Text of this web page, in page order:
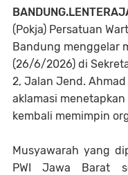
(Pokja) Persatuan
Bandung menggelar
(26/6/2026) di
2, Jalan Jend.
aklamasi
kembali memimpin
Musyawarah yang
PWI Jawa Barat